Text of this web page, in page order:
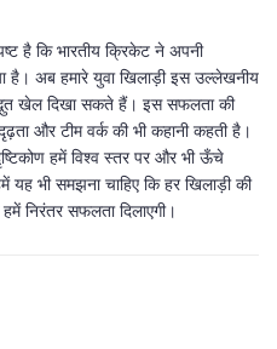
है कि भारतीय क्रिकेट ने अपनी
है। अब हमारे युवा खिलाड़ी इस उल्लेखनीय
खेल दिखा सकते हैं। इस सफलता की
और टीम वर्क की भी कहानी कहती है।
हमें विश्व स्तर पर और भी ऊँचे
भी समझना चाहिए कि हर खिलाड़ी की
निरंतर सफलता दिलाएगी।